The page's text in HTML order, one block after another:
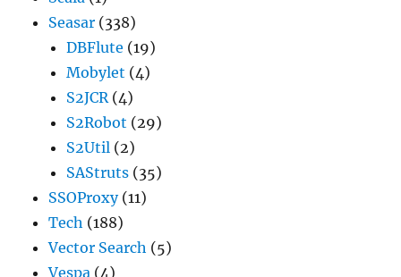
Seasar (338)
DBFlute (19)
Mobylet (4)
S2JCR(4)
S2Robot (29)
S2Util (2)
SAStruts (35)
SSOProxy(11)
Tech (188)
Vector Search (5)
Vespa (4)